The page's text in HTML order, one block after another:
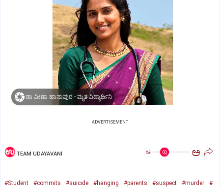
ಡಾ.ವೀಣಾ ಹಾನಾಪುರ - ಮೃತ ವಿದ್ಯಾರ್ಥಿನಿ
ADVERTISEMENT
TEAM UDAYAVANI ಅ ಅ
#Student #commits #suicide #hanging #parents #suspect #murder
#